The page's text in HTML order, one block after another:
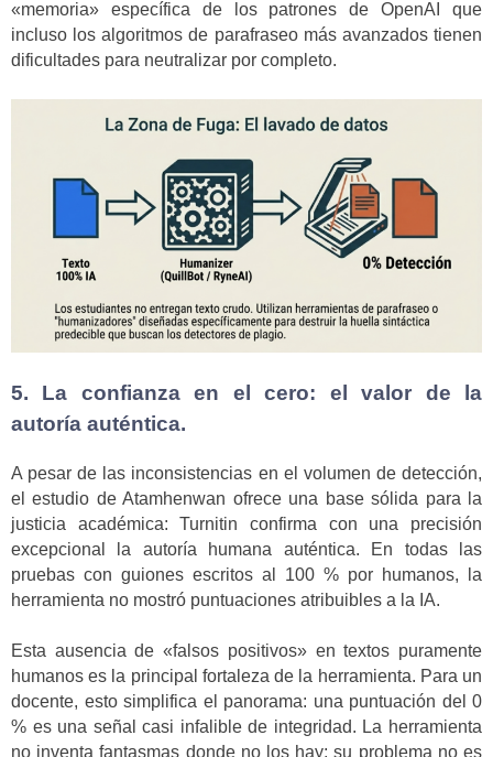
«memoria» específica de los patrones de OpenAI que
incluso los algoritmos de parafraseo más avanzados tienen
dificultades para neutralizar por completo.
5. La confianza en el cero: el valor de la
autoría auténtica.
A pesar de las inconsistencias en el volumen de detección,
el estudio de Atamhenwan ofrece una base sólida para la
justicia académica: Turnitin confirma con una precisión
excepcional la autoría humana auténtica. En todas las
pruebas con guiones escritos al 100 % por humanos, la
herramienta no mostró puntuaciones atribuibles a la IA.
Esta ausencia de «falsos positivos» en textos puramente
humanos es la principal fortaleza de la herramienta. Para un
docente, esto simplifica el panorama: una puntuación del 0
% es una señal casi infalible de integridad. La herramienta
no inventa fantasmas donde no los hay; su problema no es